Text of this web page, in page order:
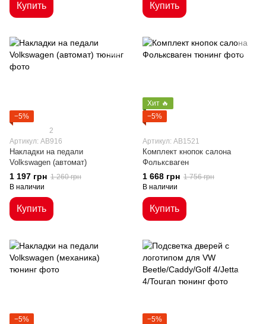
Купить Купить
−5%
2
Артикул: AB916
Накладки на педали
Volkswagen (автомат)
1 197 грн 1 260 грн
В наличии
Купить
Хит 🔥
−5%
Артикул: AB1521
Комплект кнопок салона
Фольксваген
1 668 грн 1 756 грн
В наличии
Купить
−5%
−5%